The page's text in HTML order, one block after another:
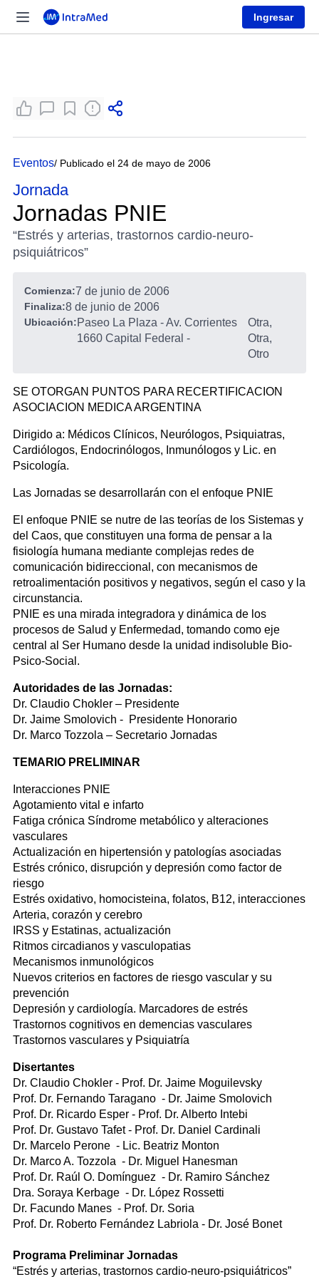
Ingresar
Eventos/ Publicado el 24 de mayo de 2006
Jornada
Jornadas PNIE
“Estrés y arterias, trastornos cardio-neuro-
psiquiátricos”
Comienza:7 de junio de 2006
Finaliza:8 de junio de 2006
Ubicación:Paseo La Plaza - Av. Corrientes
1660 Capital Federal -
Otra,
Otra,
Otro
SE OTORGAN PUNTOS PARA RECERTIFICACION
ASOCIACION MEDICA ARGENTINA
Dirigido a: Médicos Clínicos, Neurólogos, Psiquiatras,
Cardiólogos, Endocrinólogos, Inmunólogos y Lic. en
Psicología.
Las Jornadas se desarrollarán con el enfoque PNIE
El enfoque PNIE se nutre de las teorías de los Sistemas y
del Caos, que constituyen una forma de pensar a la
fisiología humana mediante complejas redes de
comunicación bidireccional, con mecanismos de
retroalimentación positivos y negativos, según el caso y la
circunstancia.
PNIE es una mirada integradora y dinámica de los
procesos de Salud y Enfermedad, tomando como eje
central al Ser Humano desde la unidad indisoluble Bio-
Psico-Social.
Autoridades de las Jornadas:
Dr. Claudio Chokler – Presidente
Dr. Jaime Smolovich - Presidente Honorario
Dr. Marco Tozzola – Secretario Jornadas
TEMARIO PRELIMINAR
Interacciones PNIE
Agotamiento vital e infarto
Fatiga crónica Síndrome metabólico y alteraciones
vasculares
Actualización en hipertensión y patologías asociadas
Estrés crónico, disrupción y depresión como factor de
riesgo
Estrés oxidativo, homocisteina, folatos, B12, interacciones
Arteria, corazón y cerebro
IRSS y Estatinas, actualización
Ritmos circadianos y vasculopatias
Mecanismos inmunológicos
Nuevos criterios en factores de riesgo vascular y su
prevención
Depresión y cardiología. Marcadores de estrés
Trastornos cognitivos en demencias vasculares
Trastornos vasculares y Psiquiatría
Disertantes
Dr. Claudio Chokler - Prof. Dr. Jaime Moguilevsky
Prof. Dr. Fernando Taragano - Dr. Jaime Smolovich
Prof. Dr. Ricardo Esper - Prof. Dr. Alberto Intebi
Prof. Dr. Gustavo Tafet - Prof. Dr. Daniel Cardinali
Dr. Marcelo Perone - Lic. Beatriz Monton
Dr. Marco A. Tozzola - Dr. Miguel Hanesman
Prof. Dr. Raúl O. Domínguez - Dr. Ramiro Sánchez
Dra. Soraya Kerbage - Dr. López Rossetti
Dr. Facundo Manes - Prof. Dr. Soria
Prof. Dr. Roberto Fernández Labriola - Dr. José Bonet
Programa Preliminar Jornadas
“Estrés y arterias, trastornos cardio-neuro-psiquiátricos”